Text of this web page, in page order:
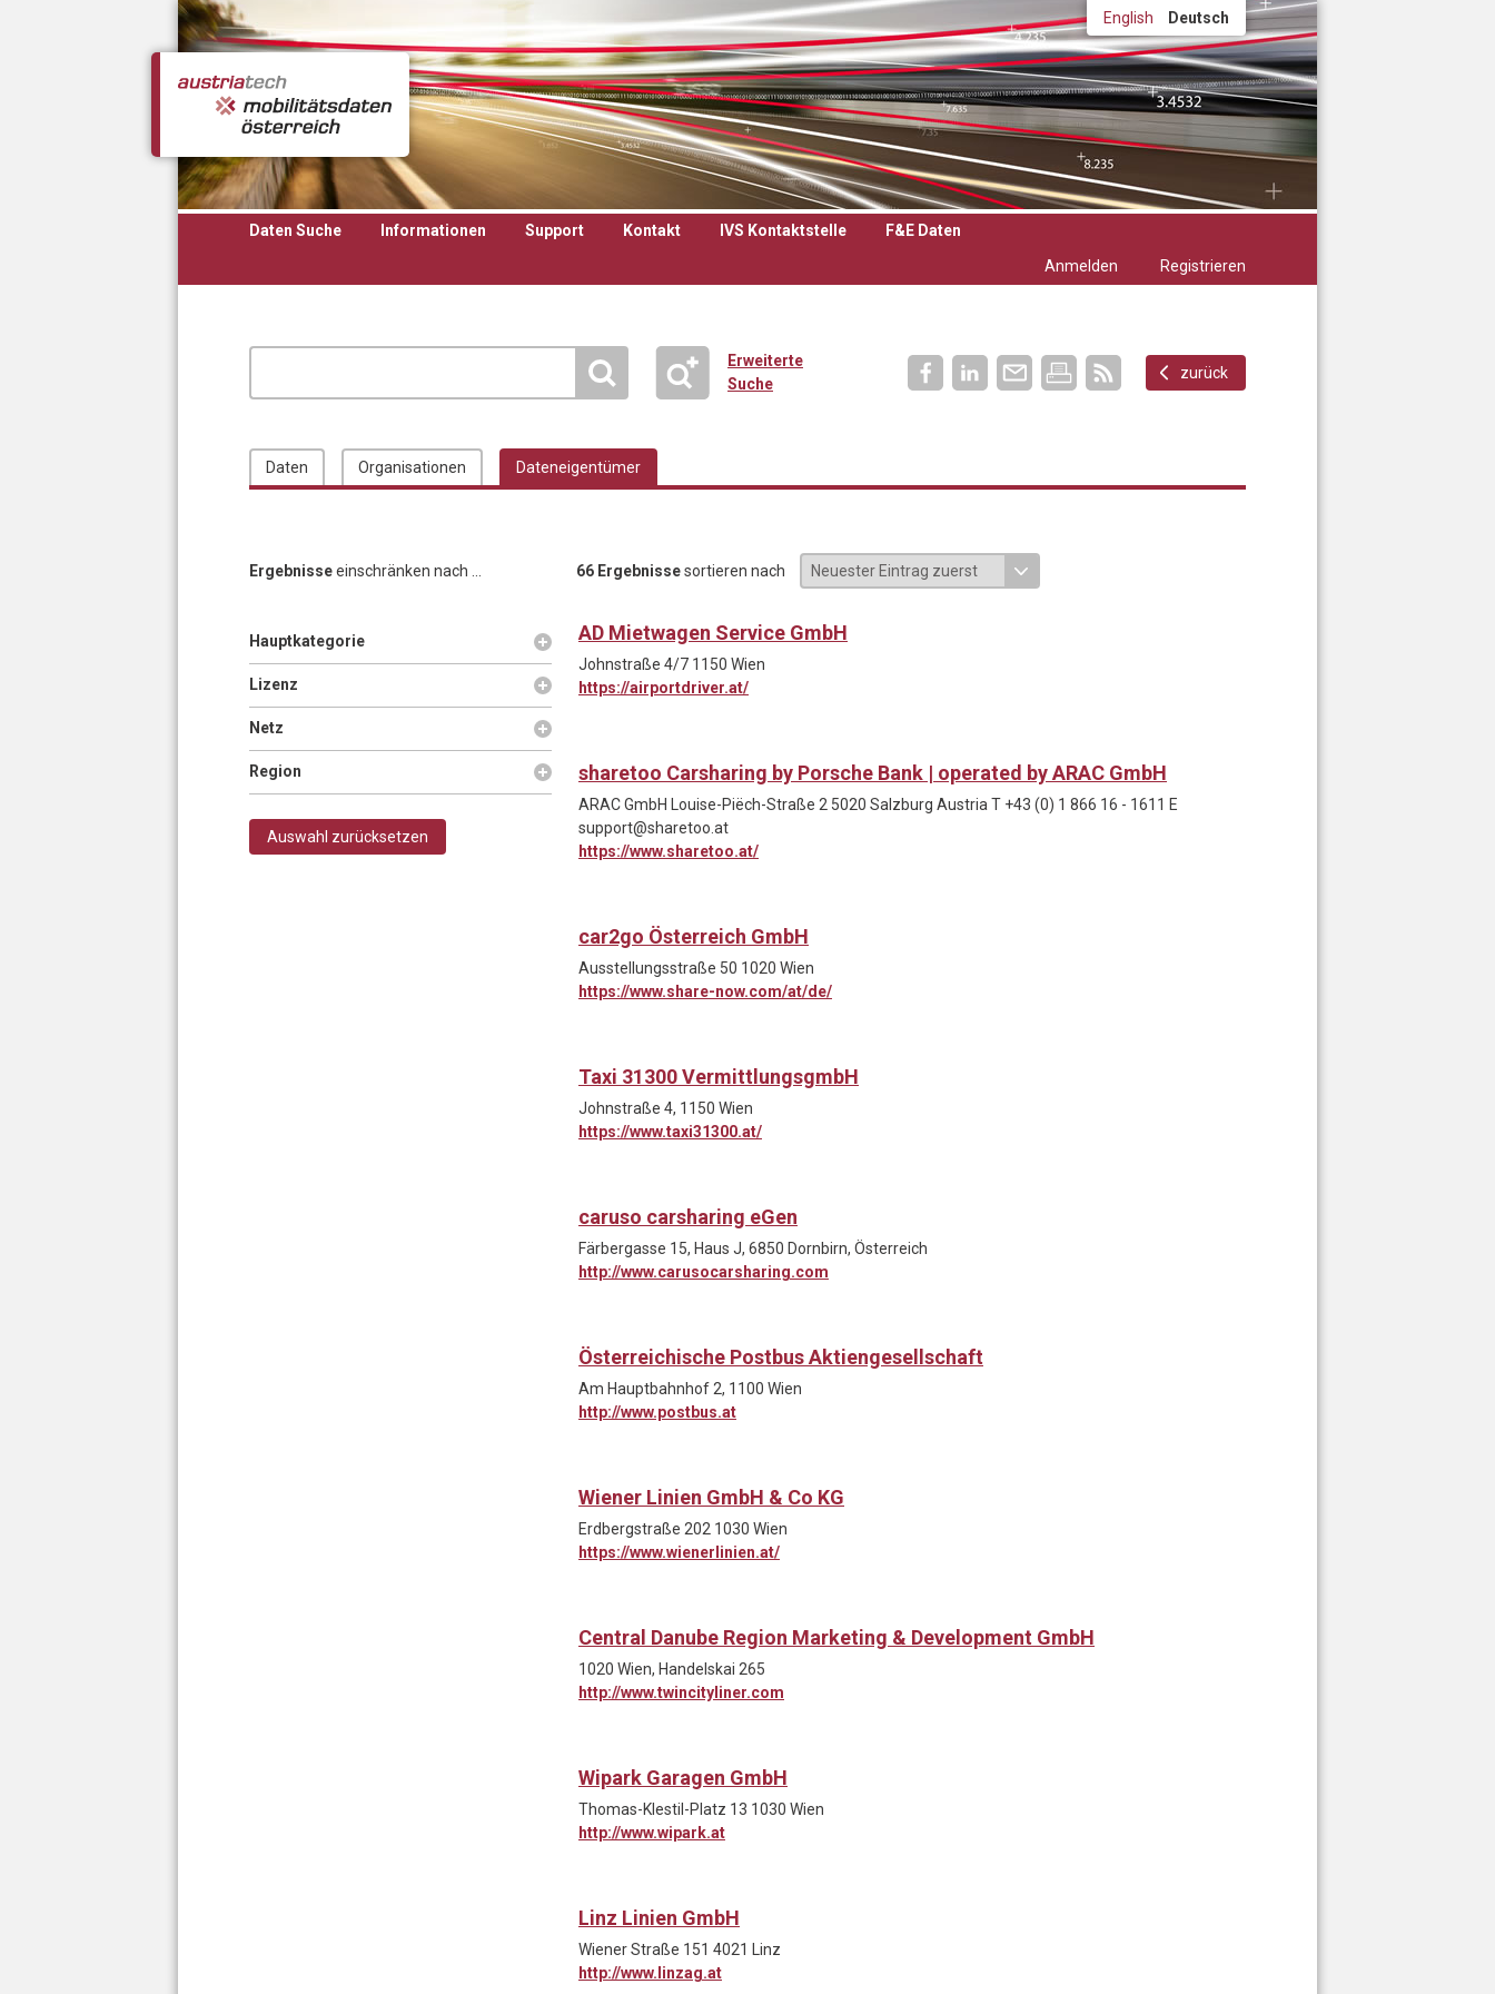
English Deutsch
Daten Suche Informationen Support Kontakt IVS Kontaktstelle
F&E Daten
Anmelden
Registrieren
Erweiterte
Suche
zurück
Daten Organisationen Dateneigentümer
Ergebnisseeinschränken nach ... 66 Ergebnissesortieren nach
Anzeigen
Hauptkategorie
Anzeigen
Lizenz
Anzeigen
Netz
Anzeigen
Region
AD Mietwagen Service GmbH
Johnstraße 4/7 1150 Wien
https://airportdriver.at/
sharetoo Carsharing by Porsche Bank | operated by ARAC GmbH
ARAC GmbH Louise-Piëch-Straße 2 5020 Salzburg Austria T +43 (0) 1 866 16 - 1611 E
support@sharetoo.at
https://www.sharetoo.at/
car2go Österreich GmbH
Ausstellungsstraße 50 1020 Wien
https://www.share-now.com/at/de/
Taxi 31300 VermittlungsgmbH
Johnstraße 4, 1150 Wien
https://www.taxi31300.at/
caruso carsharing eGen
Färbergasse 15, Haus J, 6850 Dornbirn, Österreich
http://www.carusocarsharing.com
Österreichische Postbus Aktiengesellschaft
Am Hauptbahnhof 2, 1100 Wien
http://www.postbus.at
Wiener Linien GmbH & Co KG
Erdbergstraße 202 1030 Wien
https://www.wienerlinien.at/
Central Danube Region Marketing & Development GmbH
1020 Wien, Handelskai 265
http://www.twincityliner.com
Wipark Garagen GmbH
Thomas-Klestil-Platz 13 1030 Wien
http://www.wipark.at
Linz Linien GmbH
Wiener Straße 151 4021 Linz
http://www.linzag.at
Seiten